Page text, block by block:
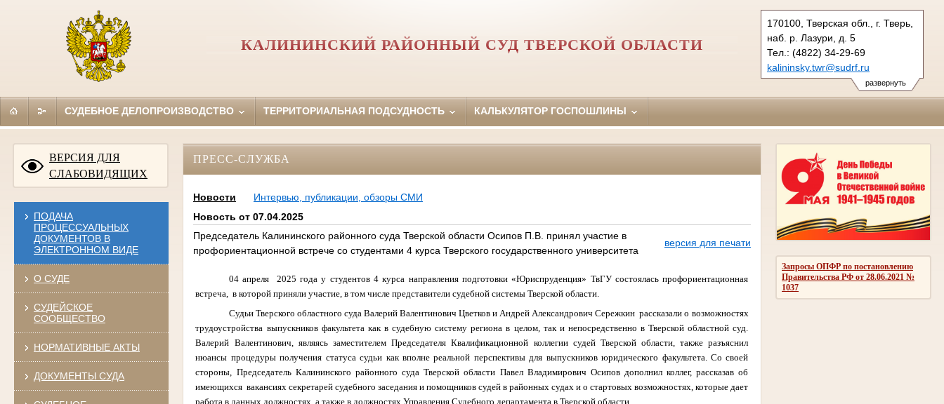
развернуть
170100, Тверская обл., г. Тверь,
наб. р. Лазури, д. 5
Тел.: (4822) 34-29-69
kalininsky.twr@sudrf.ru
КАЛИНИНСКИЙ РАЙОННЫЙ СУД ТВЕРСКОЙ ОБЛАСТИ
СУДЕБНОЕ ДЕЛОПРОИЗВОДСТВО ТЕРРИТОРИАЛЬНАЯ ПОДСУДНОСТЬ КАЛЬКУЛЯТОР ГОСПОШЛИНЫ
ВЕРСИЯ ДЛЯ
СЛАБОВИДЯЩИХ
ПОДАЧА
ПРОЦЕССУАЛЬНЫХ
ДОКУМЕНТОВ В
ЭЛЕКТРОННОМ ВИДЕ
О СУДЕ
СУДЕЙСКОЕ
СООБЩЕСТВО
НОРМАТИВНЫЕ АКТЫ
ДОКУМЕНТЫ СУДА
Запросы ОПФР по постановлению
Правительства РФ от 28.06.2021 №
1037
ПРЕСС-СЛУЖБА
Новости
Интервью, публикации, обзоры СМИ
Новость от 07.04.2025
Председатель Калининского районного суда Тверской области Осипов П.В. принял участие в
профориентационной встрече со студентами 4 курса Тверского государственного университета
версия для печати
04 апреля
2025 года у студентов 4 курса направления подготовки «Юриспруденция» ТвГУ состоялась профориентационная
встреча,
в которой приняли участие, в том числе представители судебной системы Тверской области.
Судьи Тверского областного суда Валерий Валентинович Цветков и Андрей Александрович Сережкин рассказали о возможностях
трудоустройства выпускников факультета как в судебную систему региона в целом, так и непосредственно в Тверской областной суд.
Валерий Валентинович, являясь заместителем Председателя Квалификационной коллегии судей Тверской области, также разъяснил
нюансы процедуры получения статуса судьи как вполне реальной перспективы для выпускников юридического факультета. Со своей
стороны, Председатель Калининского районного суда Тверской области Павел Владимирович Осипов дополнил коллег, рассказав об
имеющихся вакансиях секретарей судебного заседания и помощников судей в районных судах и о стартовых возможностях, которые дает
работа в данных должностях, а также в должностях Управления Судебного департамента в Тверской области.